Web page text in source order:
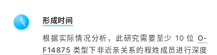
形成时间
根据实际情况分析，此研究需要至少 10 位 O-
F14875 类型下非近亲关系的程姓成员进行深度